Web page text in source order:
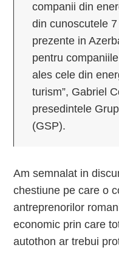
companii din
din cunoscutele
prezente in
pentru
ales cele din
turism”, Gabriel
presedintele
(GSP).
Am semnalat in
chestiune pe care o
antreprenorilor
economic prin care
autothon ar trebui